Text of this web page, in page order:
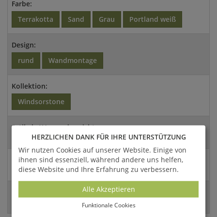
Farbe:
Terrakotta
Sand Grau Portland weiß
Design:
rund
Wandmontage
Kollektion:
Windsorstone
Artikel- / Versandgewicht:
54 Kg / 70,2 Kg
Abmessungen:
75x48cm (HxB)
HERZLICHEN DANK FÜR IHRE UNTERSTÜTZUNG
Wir nutzen Cookies auf unserer Website. Einige von
ihnen sind essenziell, während andere uns helfen,
diese Website und Ihre Erfahrung zu verbessern.
Alle Akzeptieren
Funktionale Cookies